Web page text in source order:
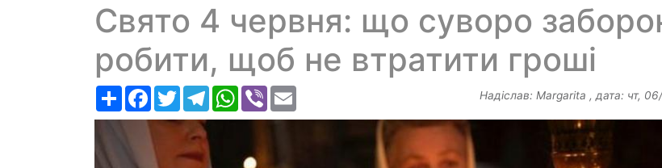
Свято 4 червня: що суворо
робити, щоб не втратити гроші
РесурсFacebook
TwitterTelegramWhatsApp
Viber Надіслав: Margarita , дата: чт,